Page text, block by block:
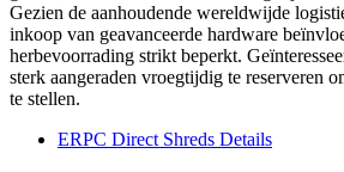
Gezien de aanhoudende wereldwijde
inkoop van geavanceerde hardware
herbevoorrading strikt beperkt.
sterk aangeraden vroegtijdig te reserveren
te stellen.
ERPC Direct Shreds Details